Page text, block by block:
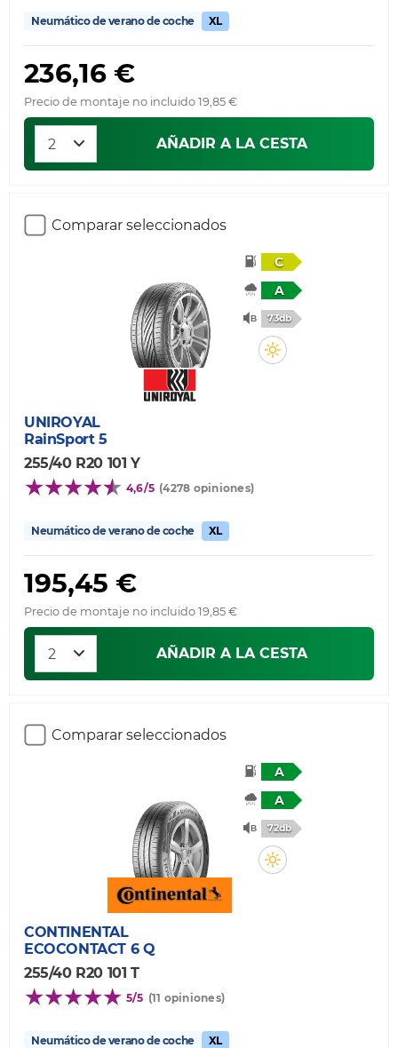
Neumático de verano de coche XL
236,16 €
Precio de montaje no incluido 19,85 €
AÑADIR A LA CESTA
Comparar seleccionados
C
A
73db
UNIROYAL
RainSport 5
255/40 R20 101 Y
4,6/5 (4278 opiniones)
Neumático de verano de coche XL
195,45 €
Precio de montaje no incluido 19,85 €
AÑADIR A LA CESTA
Comparar seleccionados
A
A
72db
CONTINENTAL
ECOCONTACT 6 Q
255/40 R20 101 T
5/5 (11 opiniones)
Neumático de verano de coche XL